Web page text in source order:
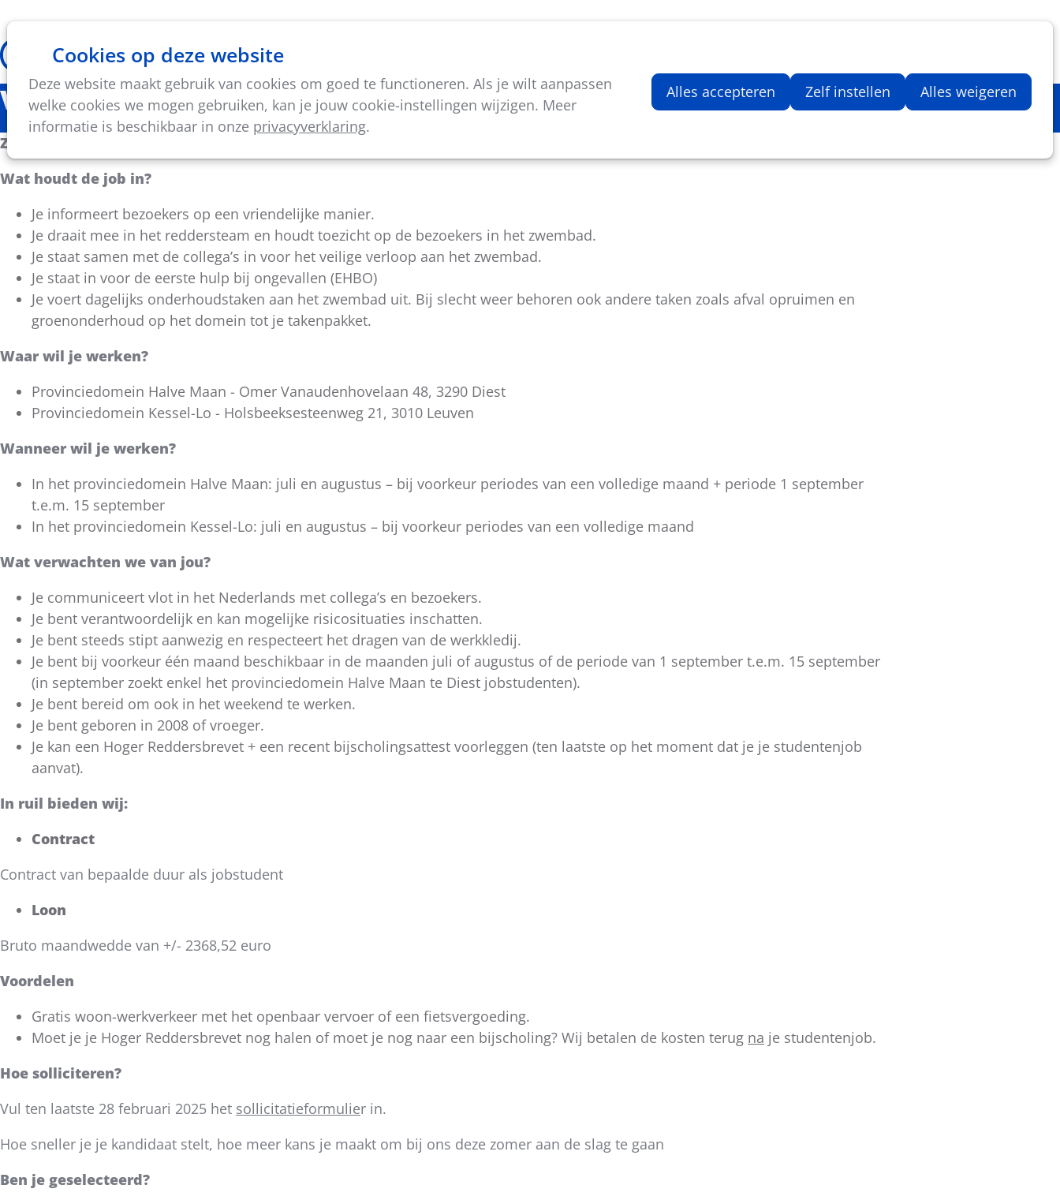
Cookies op deze website
Deze website maakt gebruik van cookies om goed te functioneren. Als je wilt aanpassen
welke cookies we mogen gebruiken, kan je jouw cookie-instellingen wijzigen. Meer
informatie is beschikbaar in onze privacyverklaring.
Alles accepteren Zelf instellen Alles weigeren
Thema's Vorming & activiteiten
Aantal artikelen in
Vacature: Jobstudent redder
Zomer 2025 - provincie Vlaams-Brabant
Wat houdt de job in?
Je informeert bezoekers op een vriendelijke manier.
Je draait mee in het reddersteam en houdt toezicht op de bezoekers in het zwembad.
Je staat samen met de collega’s in voor het veilige verloop aan het zwembad.
Je staat in voor de eerste hulp bij ongevallen (EHBO)
Je voert dagelijks onderhoudstaken aan het zwembad uit. Bij slecht weer behoren ook andere taken zoals afval opruimen en
groenonderhoud op het domein tot je takenpakket.
Waar wil je werken?
Provinciedomein Halve Maan - Omer Vanaudenhovelaan 48, 3290 Diest
Provinciedomein Kessel-Lo - Holsbeeksesteenweg 21, 3010 Leuven
Wanneer wil je werken?
In het provinciedomein Halve Maan: juli en augustus – bij voorkeur periodes van een volledige maand + periode 1 september
t.e.m. 15 september
In het provinciedomein Kessel-Lo: juli en augustus – bij voorkeur periodes van een volledige maand
Wat verwachten we van jou?
Je communiceert vlot in het Nederlands met collega’s en bezoekers.
Je bent verantwoordelijk en kan mogelijke risicosituaties inschatten.
Je bent steeds stipt aanwezig en respecteert het dragen van de werkkledij.
Je bent bij voorkeur één maand beschikbaar in de maanden juli of augustus of de periode van 1 september t.e.m. 15 september
(in september zoekt enkel het provinciedomein Halve Maan te Diest jobstudenten).
Je bent bereid om ook in het weekend te werken.
Je bent geboren in 2008 of vroeger.
Je kan een Hoger Reddersbrevet + een recent bijscholingsattest voorleggen (ten laatste op het moment dat je je studentenjob
aanvat).
In ruil bieden wij:
Contract
Contract van bepaalde duur als jobstudent
Loon
Bruto maandwedde van +/- 2368,52 euro
Voordelen
Gratis woon-werkverkeer met het openbaar vervoer of een fietsvergoeding.
Moet je je Hoger Reddersbrevet nog halen of moet je nog naar een bijscholing? Wij betalen de kosten terug na je studentenjob.
Hoe solliciteren?
Vul ten laatste 28 februari 2025 het sollicitatieformulier in.
Hoe sneller je je kandidaat stelt, hoe meer kans je maakt om bij ons deze zomer aan de slag te gaan
Ben je geselecteerd?